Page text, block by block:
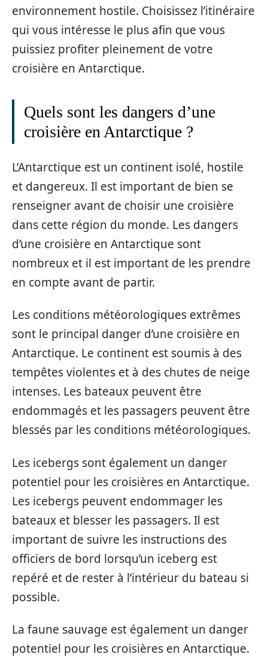
environnement hostile. Choisissez l’itinéraire
qui vous intéresse le plus afin que vous
puissiez profiter pleinement de votre
croisière en Antarctique.
Quels sont les dangers d’une
croisière en Antarctique ?
L’Antarctique est un continent isolé, hostile
et dangereux. Il est important de bien se
renseigner avant de choisir une croisière
dans cette région du monde. Les dangers
d’une croisière en Antarctique sont
nombreux et il est important de les prendre
en compte avant de partir.
Les conditions météorologiques extrêmes
sont le principal danger d’une croisière en
Antarctique. Le continent est soumis à des
tempêtes violentes et à des chutes de neige
intenses. Les bateaux peuvent être
endommagés et les passagers peuvent être
blessés par les conditions météorologiques.
Les icebergs sont également un danger
potentiel pour les croisières en Antarctique.
Les icebergs peuvent endommager les
bateaux et blesser les passagers. Il est
important de suivre les instructions des
officiers de bord lorsqu’un iceberg est
repéré et de rester à l’intérieur du bateau si
possible.
La faune sauvage est également un danger
potentiel pour les croisières en Antarctique.